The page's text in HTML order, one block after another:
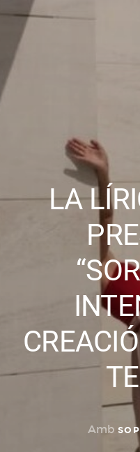
LA
Amb